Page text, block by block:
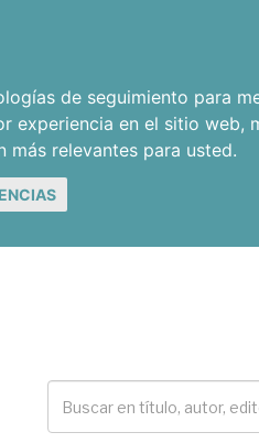
de seguimiento para
experiencia en el sitio web,
más relevantes para usted.